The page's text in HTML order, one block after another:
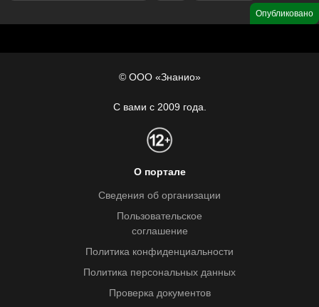
Опубликовано
© ООО «Знанио»
С вами с 2009 года.
О портале
Сведения об организации
Пользовательское
соглашение
Политика конфиденциальности
Политика персональных данных
Проверка документов